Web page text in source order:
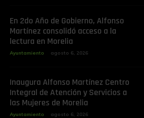
En 2do Año de Gobierno, Alfonso
Martínez consolidó acceso a la
lectura en Morelia
Ayuntamiento agosto 6, 2026
Inaugura Alfonso Martínez Centro
Integral de Atención y Servicios a
las Mujeres de Morelia
Ayuntamiento agosto 6, 2026